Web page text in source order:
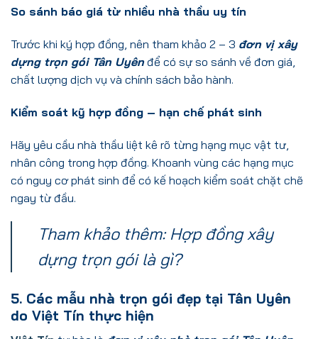
So sánh báo giá từ nhiều nhà thầu uy tín
Trước khi ký hợp đồng, nên tham khảo 2 – 3 đơn vị xây
dựng trọn gói Tân Uyên để có sự so sánh về đơn giá,
chất lượng dịch vụ và chính sách bảo hành.
Kiểm soát kỹ hợp đồng – hạn chế phát sinh
Hãy yêu cầu nhà thầu liệt kê rõ từng hạng mục vật tư,
nhân công trong hợp đồng. Khoanh vùng các hạng mục
có nguy cơ phát sinh để có kế hoạch kiểm soát chặt chẽ
ngay từ đầu.
Tham khảo thêm: Hợp đồng xây
dựng trọn gói là gì?
5. Các mẫu nhà trọn gói đẹp tại Tân Uyên
do Việt Tín thực hiện